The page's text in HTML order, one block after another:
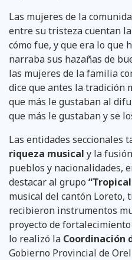
Las mujeres de la
entre su tristeza cuentan
cómo fue, y que era lo que
narraba sus hazañas de
las mujeres de la familia
dice que antes la tradición
que más le gustaban al
que más le gustaban y se
Las entidades seccionales
riqueza musical y la
pueblos y nacionalidades,
destacar al grupo
musical del cantón Loreto,
recibieron instrumentos
proyecto de
lo realizó la Coordinación
Gobierno Provincial de